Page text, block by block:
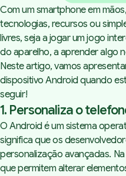
Com um smartphone em
tecnologias, recursos ou
livres, seja a jogar um jogo
do aparelho, a aprender algo
Neste artigo, vamos
dispositivo Android quando
seguir!
1. Personaliza o
O Android é um sistema
significa que os
personalização avançadas.
que permitem alterar